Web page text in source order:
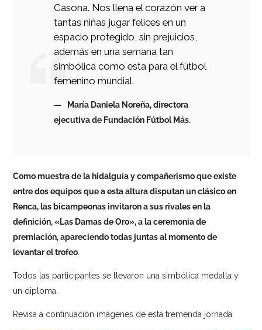
Casona. Nos llena el corazón ver a
tantas niñas jugar felices en un
espacio protegido, sin prejuicios,
además en una semana tan
simbólica como esta para el fútbol
femenino mundial.
María Daniela Noreña, directora
ejecutiva de Fundación Fútbol Más.
Como muestra de la hidalguía y compañerismo que existe
entre dos equipos que a esta altura disputan un clásico en
Renca, las bicampeonas invitaron a sus rivales en la
definición, «Las Damas de Oro», a la ceremonia de
premiación, apareciendo todas juntas al momento de
levantar el trofeo
Todos las participantes se llevaron una simbólica medalla y
un diploma.
Revisa a continuación imágenes de esta tremenda jornada.